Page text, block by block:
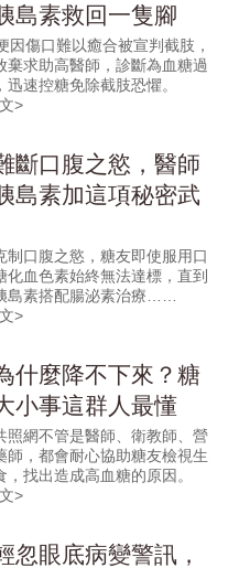
島素救回一隻腳
因傷口難以癒合被宣判截肢，
棄求助高醫師，診斷為血糖過
迅速控糖免除截肢恐懼。
斷口腹之慾，醫師
島素加這項秘密武
制口腹之慾，糖友即使服用口
化血色素始終無法達標，直到
島素搭配腸泌素治療……
什麼降不下來？糖
小事這群人最懂
照網不管是醫師、衛教師、營
師，都會耐心協助糖友檢視生
，找出造成高血糖的原因。
忽眼底病變警訊，